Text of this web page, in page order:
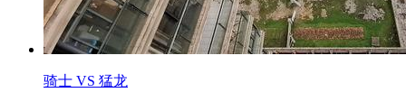
骑士 VS 猛龙